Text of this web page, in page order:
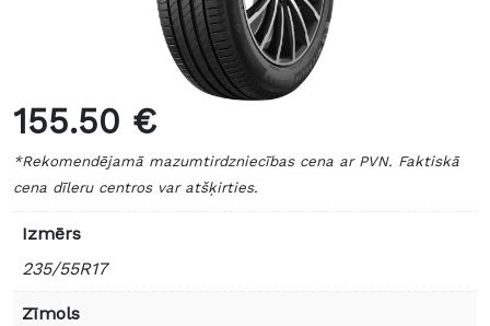
155.50 €
*Rekomendējamā mazumtirdzniecības cena ar PVN. Faktiskā
cena dīleru centros var atšķirties.
Izmērs
235/55R17
Zīmols